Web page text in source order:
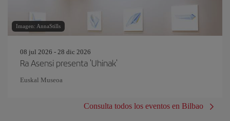
Imagen: AnnaStills
08 jul 2026 - 28 dic 2026
Ra Asensi presenta 'Uhinak'
Euskal Museoa
Consulta todos los eventos en Bilbao